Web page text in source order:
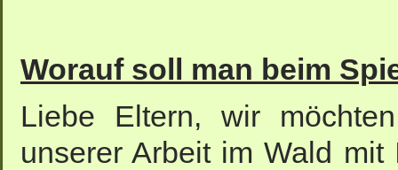
Worauf soll man beim
Liebe Eltern, wir
unserer Arbeit im Wald